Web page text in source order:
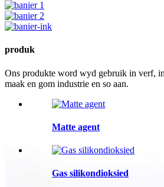
produk
Ons produkte word wyd gebruik in verf,
maak en gom industrie en so aan.
Matte agent
Gas silikondioksied